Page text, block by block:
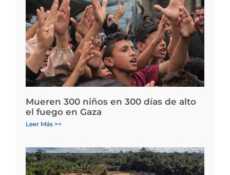
Mueren 300 niños en 300 días de alto
el fuego en Gaza
Leer Más >>